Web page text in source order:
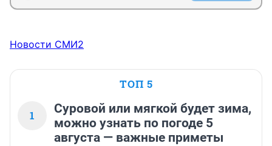
Новости СМИ2
ТОП 5
1
Суровой или мягкой будет зима,
можно узнать по погоде 5
августа — важные приметы